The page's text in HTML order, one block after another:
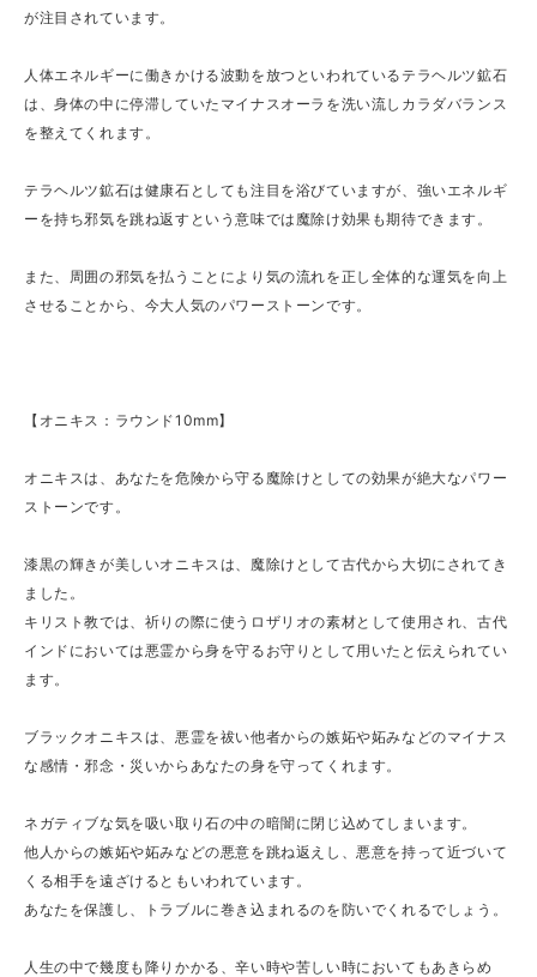
が注目されています。
人体エネルギーに働きかける波動を放つといわれているテラヘルツ鉱石
は、身体の中に停滞していたマイナスオーラを洗い流しカラダバランス
を整えてくれます。
テラヘルツ鉱石は健康石としても注目を浴びていますが、強いエネルギ
ーを持ち邪気を跳ね返すという意味では魔除け効果も期待できます。
また、周囲の邪気を払うことにより気の流れを正し全体的な運気を向上
させることから、今大人気のパワーストーンです。
【オニキス：ラウンド10mm】
オニキスは、あなたを危険から守る魔除けとしての効果が絶大なパワー
ストーンです。
漆黒の輝きが美しいオニキスは、魔除けとして古代から大切にされてき
ました。
キリスト教では、祈りの際に使うロザリオの素材として使用され、古代
インドにおいては悪霊から身を守るお守りとして用いたと伝えられてい
ます。
ブラックオニキスは、悪霊を祓い他者からの嫉妬や妬みなどのマイナス
な感情・邪念・災いからあなたの身を守ってくれます。
ネガティブな気を吸い取り石の中の暗闇に閉じ込めてしまいます。
他人からの嫉妬や妬みなどの悪意を跳ね返えし、悪意を持って近づいて
くる相手を遠ざけるともいわれています。
あなたを保護し、トラブルに巻き込まれるのを防いでくれるでしょう。
人生の中で幾度も降りかかる、辛い時や苦しい時においてもあきらめ